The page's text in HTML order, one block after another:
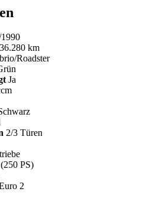
km
Roadster
Ja
2/3 Türen
PS)
2